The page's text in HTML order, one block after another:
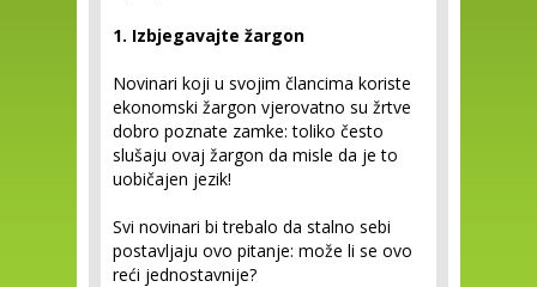
1. Izbjegavajte žargon
Novinari koji u svojim člancima koriste
ekonomski žargon vjerovatno su žrtve
dobro poznate zamke: toliko često
slušaju ovaj žargon da misle da je to
uobičajen jezik!
Svi novinari bi trebalo da stalno sebi
postavljaju ovo pitanje: može li se ovo
reći jednostavnije?